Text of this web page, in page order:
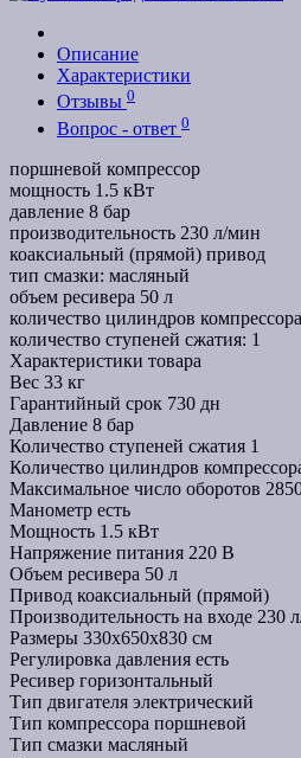
Описание
Характеристики
Отзывы 0
Вопрос - ответ 0
поршневой компрессор
мощность 1.5 кВт
давление 8 бар
производительность 230 л/мин
коаксиальный (прямой) привод
тип смазки: масляный
объем ресивера 50 л
количество цилиндров
количество ступеней сжатия: 1
Характеристики товара
Вес 33 кг
Гарантийный срок 730 дн
Давление 8 бар
Количество ступеней сжатия 1
Количество цилиндров
Максимальное число оборотов
Манометр есть
Мощность 1.5 кВт
Напряжение питания 220 В
Объем ресивера 50 л
Привод коаксиальный (прямой)
Производительность на входе 230
Размеры 330x650x830 см
Регулировка давления есть
Ресивер горизонтальный
Тип двигателя электрический
Тип компрессора поршневой
Тип смазки масляный